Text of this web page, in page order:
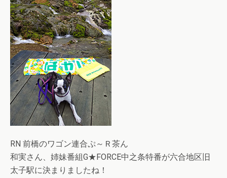
RN 前橋のワゴン連合ぷ～Ｒ茶ん
和実さん、姉妹番組G★FORCE中之条特番が六合地区旧
太子駅に決まりましたね！